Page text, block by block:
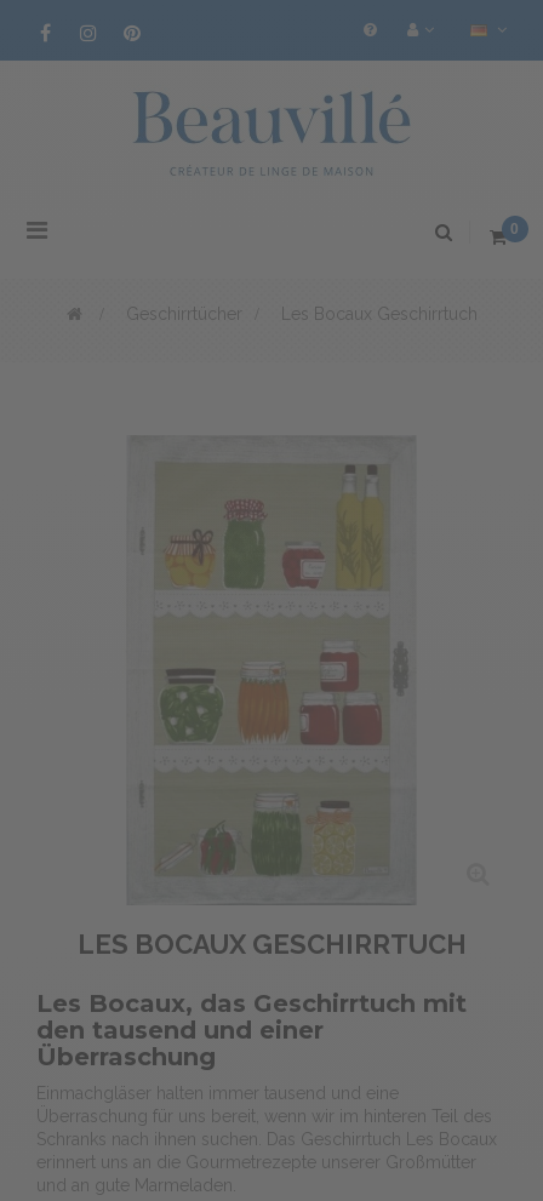
Toggle
0
Geschirrtücher Les Bocaux Geschirrtuch
LES BOCAUX GESCHIRRTUCH
Les Bocaux, das Geschirrtuch mit
den tausend und einer
Überraschung
Einmachgläser halten immer tausend und eine
Überraschung für uns bereit, wenn wir im hinteren Teil des
Schranks nach ihnen suchen. Das Geschirrtuch Les Bocaux
erinnert uns an die Gourmetrezepte unserer Großmütter
und an gute Marmeladen.